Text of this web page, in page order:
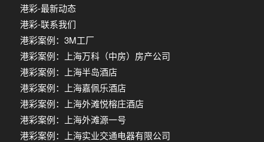
港彩-最新动态
港彩-联系我们
港彩案例：3M工厂
港彩案例：上海万科（中房）房产公司
港彩案例：上海半岛酒店
港彩案例：上海嘉佩乐酒店
港彩案例：上海外滩悦榕庄酒店
港彩案例：上海外滩源一号
港彩案例：上海实业交通电器有限公司